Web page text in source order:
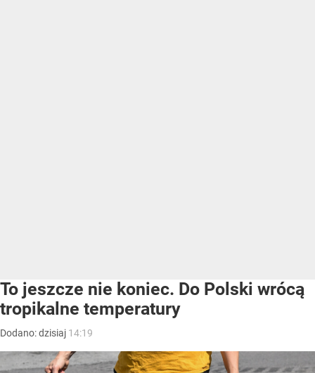
To jeszcze nie koniec. Do Polski wrócą
tropikalne temperatury
Dodano:dzisiaj 14:19